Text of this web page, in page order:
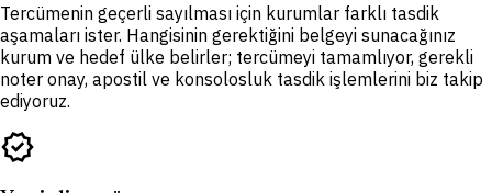
Tercümenin geçerli sayılması için kurumlar farklı tasdik
aşamaları ister. Hangisinin gerektiğini belgeyi sunacağınız
kurum ve hedef ülke belirler; tercümeyi tamamlıyor, gerekli
noter onay, apostil ve konsolosluk tasdik işlemlerini biz takip
ediyoruz.
verified